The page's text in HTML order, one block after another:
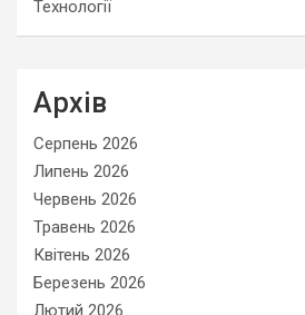
Технології
Архів
Серпень 2026
Липень 2026
Червень 2026
Травень 2026
Квітень 2026
Березень 2026
Лютий 2026